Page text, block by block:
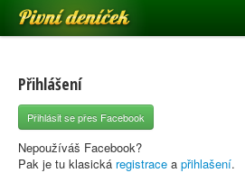
Pivní deníček
Pivní mapa
Pivní značky
Nápověda
Přihlášení
Přihlásit se přes Facebook
Nepoužíváš Facebook?
Pak je tu klasická registrace a přihlašení.